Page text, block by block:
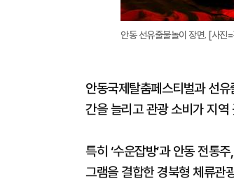
안동 선유줄불놀이 장면. [사진
안동국제탈춤페스티벌과 선
간을 늘리고 관광 소비가 지
특히 ‘수운잡방’과 안동 전통
그램을 결합한 경북형 체류관